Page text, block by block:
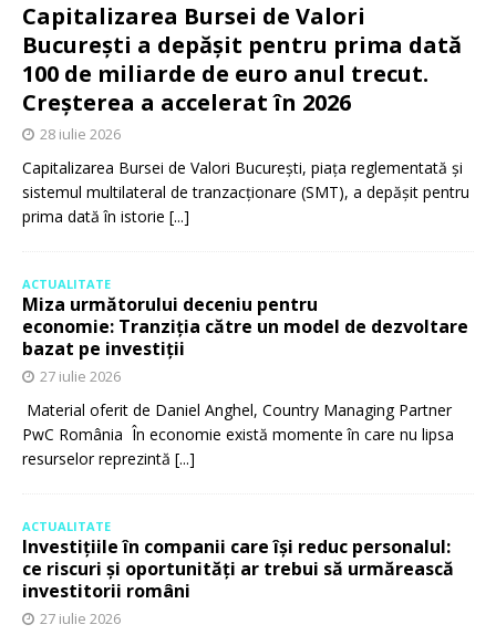
Capitalizarea Bursei de Valori
București a depășit pentru prima dată
100 de miliarde de euro anul trecut.
Creșterea a accelerat în 2026
28 iulie 2026
Capitalizarea Bursei de Valori București, piața reglementată și
sistemul multilateral de tranzacționare (SMT), a depășit pentru
prima dată în istorie [...]
ACTUALITATE
Miza următorului deceniu pentru
economie: Tranziția către un model de dezvoltare
bazat pe investiții
27 iulie 2026
Material oferit de Daniel Anghel, Country Managing Partner
PwC România În economie există momente în care nu lipsa
resurselor reprezintă [...]
ACTUALITATE
Investițiile în companii care își reduc personalul:
ce riscuri și oportunități ar trebui să urmărească
investitorii români
27 iulie 2026